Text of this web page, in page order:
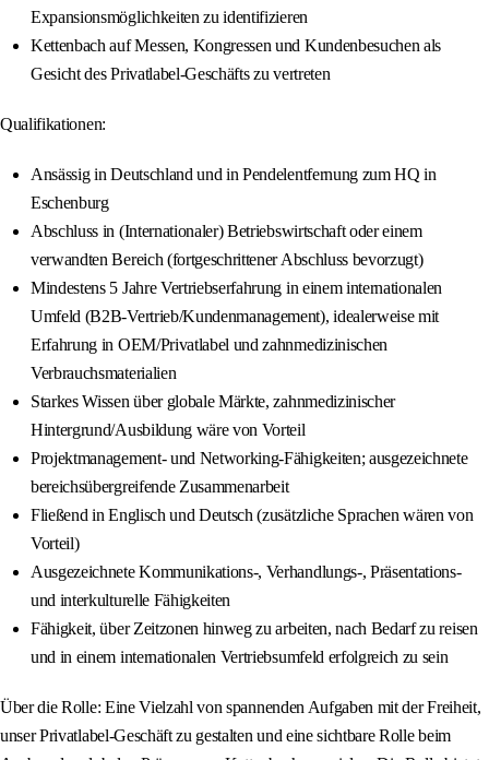
Expansionsmöglichkeiten zu identifizieren
Kettenbach auf Messen, Kongressen und Kundenbesuchen als
Gesicht des Privatlabel-Geschäfts zu vertreten
Qualifikationen:
Ansässig in Deutschland und in Pendelentfernung zum HQ in
Eschenburg
Abschluss in (Internationaler) Betriebswirtschaft oder einem
verwandten Bereich (fortgeschrittener Abschluss bevorzugt)
Mindestens 5 Jahre Vertriebserfahrung in einem internationalen
Umfeld (B2B-Vertrieb/Kundenmanagement), idealerweise mit
Erfahrung in OEM/Privatlabel und zahnmedizinischen
Verbrauchsmaterialien
Starkes Wissen über globale Märkte, zahnmedizinischer
Hintergrund/Ausbildung wäre von Vorteil
Projektmanagement- und Networking-Fähigkeiten; ausgezeichnete
bereichsübergreifende Zusammenarbeit
Fließend in Englisch und Deutsch (zusätzliche Sprachen wären von
Vorteil)
Ausgezeichnete Kommunikations-, Verhandlungs-, Präsentations-
und interkulturelle Fähigkeiten
Fähigkeit, über Zeitzonen hinweg zu arbeiten, nach Bedarf zu reisen
und in einem internationalen Vertriebsumfeld erfolgreich zu sein
Über die Rolle: Eine Vielzahl von spannenden Aufgaben mit der Freiheit,
unser Privatlabel-Geschäft zu gestalten und eine sichtbare Rolle beim